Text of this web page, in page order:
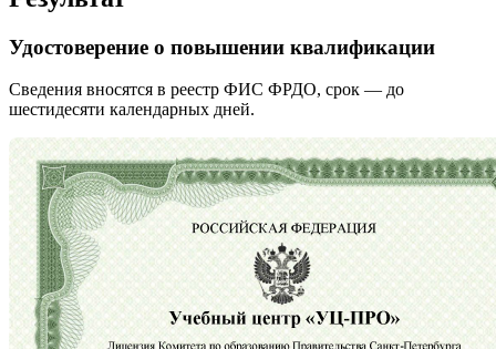
Удостоверение о повышении квалификации
Сведения вносятся в реестр ФИС ФРДО, срок — до
шестидесяти календарных дней.